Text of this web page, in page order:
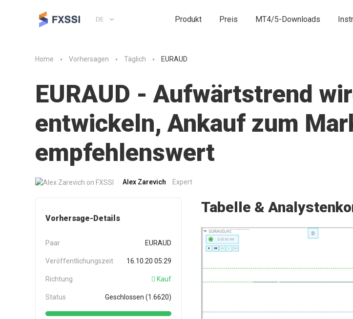
DE Produkt Preis MT4/5-Downloads
Home Vorhersagen Täglich EURAUD
EURAUD - Aufwärtstrend
entwickeln, Ankauf zum
empfehlenswert
Alex Zarevich Expert
Vorhersage-Details
Paar EURAUD
Veröffentlichungszeit 16.10.20 05:29
Richtung Kauf
Status Geschlossen (1.6620)
Tabelle &